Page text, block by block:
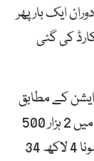
ایک بار پھر
کی گئی
ایشن کے مطابق
مقامی مارکیٹ میں فی تولہ سونے کی قیمت میں 2 ہزار 500
روپے کی کمی ہوئی، جس کے بعد ایک تولہ سونا 4 لاکھ 34